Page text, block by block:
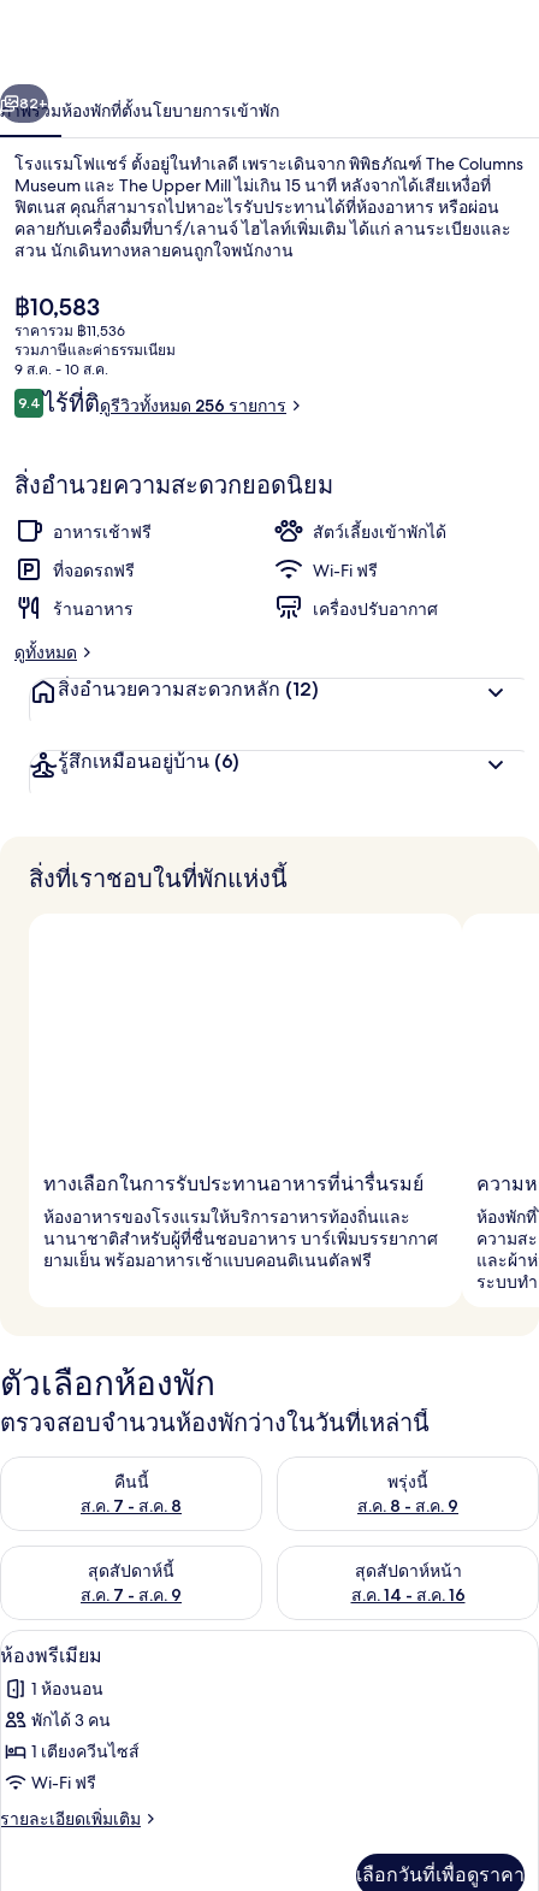
า
ถัดไป
82+
ภาพรวมห้องพักที่ตั้งนโยบายการเข้าพัก
โรงแรมโฟแชร์ ตั้งอยู่ในทำเลดี เพราะเดินจาก พิพิธภัณฑ์ The Columns
Museum และ The Upper Mill ไม่เกิน 15 นาที หลังจากได้เสียเหงื่อที่
ฟิตเนส คุณก็สามารถไปหาอะไรรับประทานได้ที่ห้องอาหาร หรือผ่อน
คลายกับเครื่องดื่มที่บาร์/เลานจ์ ไฮไลท์เพิ่มเติม ได้แก่ ลานระเบียงและ
สวน นักเดินทางหลายคนถูกใจพนักงาน
ราคา
ปัจจุบัน
฿10,583
฿10,583
ราคารวม ฿11,536
รวมภาษีและค่าธรรมเนียม
9 ส.ค. - 10 ส.ค.
รีวิว
9.49.4 จาก 10
ไร้ที่ติดูรีวิวทั้งหมด 256 รายการ
สิ่งอำนวยความสะดวกยอดนิยม
อาหารเช้าฟรี
สัตว์เลี้ยงเข้าพักได้
ที่จอดรถฟรี
Wi-Fi ฟรี
ร้านอาหาร
เครื่องปรับอากาศ
ดูทั้งหมด
สิ่งอำนวยความสะดวกหลัก (12)
รู้สึกเหมือนอยู่บ้าน (6)
สิ่งที่เราชอบในที่พักแห่งนี้
ทางเลือกในการรับประทานอาหารที่น่ารื่นรมย์
ห้องอาหารของโรงแรมให้บริการอาหารท้องถิ่นและ
นานาชาติสำหรับผู้ที่ชื่นชอบอาหาร บาร์เพิ่มบรรยากาศ
ยามเย็น พร้อมอาหารเช้าแบบคอนติเนนตัลฟรี
ความ
ห้องพัก
ความส
และผ้า
ระบบท
ตัวเลือกห้องพัก
ตรวจสอบจำนวนห้องพักว่างในวันที่เหล่านี้
คืนนี้
ส.ค. 7 - ส.ค. 8
ตรวจสอบจำนวนห้องพักว่างในคืนนี้ ส.ค. 7 - ส.ค. 8พรุ่งนี้
ส.ค. 8 - ส.ค. 9
ตรวจสอบจำนวนห้องพักว่างใน
สุดสัปดาห์นี้
ส.ค. 7 - ส.ค. 9
ตรวจสอบจำนวนห้องพักว่างในสุดสัปดาห์นี้ ส.ค. 7 - ส.ค. 9
สุดสัปดาห์หน้า
ส.ค. 14 - ส.ค. 16
ตรวจสอบจำนวนห้องพักว่างใน
เปิด
ภาพถ่าย
ทั้งหมด
ของ
ห้อง
พรีเมียม
ห้องพรีเมียม | ผ้าปูที่นอน Frette จาก
17
ห้องพรีเมียม
1 ห้องนอน
พักได้ 3 คน
1 เตียงควีนไซส์
Wi-Fi ฟรี
รายละเอียดเพิ่มเติม
ราย
เลือกวันที่เพื่อดูราคา